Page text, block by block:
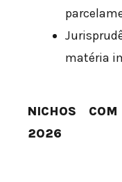
matéria
NICHOS
2026